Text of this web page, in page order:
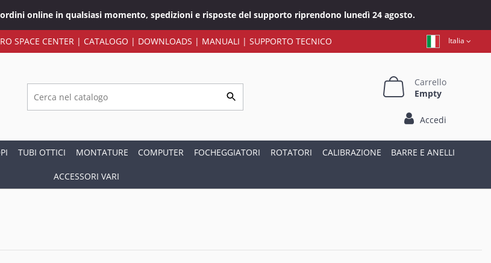
online in qualsiasi momento, spedizioni e risposte del supporto riprendono lunedì 24 agosto.
SPACE CENTER | CATALOGO | DOWNLOADS | MANUALI | SUPPORTO TECNICO Italia
Carrello
Empty
Accedi
TUBI OTTICI MONTATURE COMPUTER FOCHEGGIATORI ROTATORI CALIBRAZIONE BARRE E ANELLI
ACCESSORI VARI